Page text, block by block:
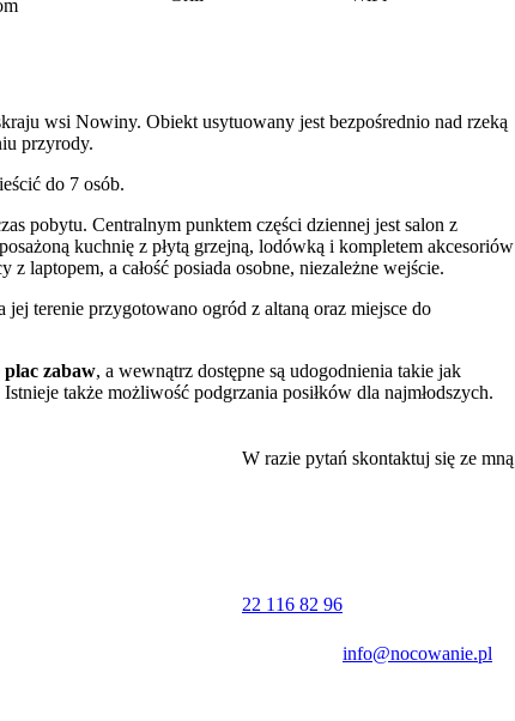
wsi Nowiny. Obiekt usytuowany jest bezpośrednio nad rzeką
przyrody.
do 7 osób.
pobytu. Centralnym punktem części dziennej jest salon z
kuchnię z płytą grzejną, lodówką i kompletem akcesoriów
laptopem, a całość posiada osobne, niezależne wejście.
jej terenie przygotowano ogród z altaną oraz miejsce do
plac zabaw, a wewnątrz dostępne są udogodnienia takie jak
także możliwość podgrzania posiłków dla najmłodszych.
do internetu Wi-Fi. Obiekt jest przyjazny zwierzętom, co
od domku znajdują się malownicze rezerwaty przyrody, w
W razie pytań skontaktuj się ze mną
22 116 82 96
info@nocowanie.pl